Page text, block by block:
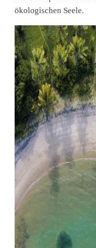
ökologischen Seele.